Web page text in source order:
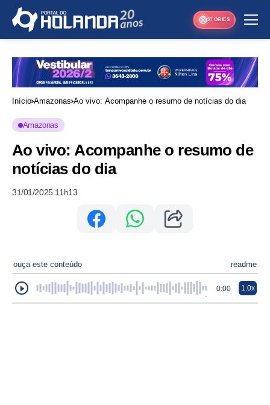
STORIES
Início Amazonas Ao vivo: Acompanhe o resumo de notícias do dia
Amazonas
Ao vivo: Acompanhe o resumo de
notícias do dia
31/01/2025 11h13
ouça este conteúdo readme
0:00 1.0x